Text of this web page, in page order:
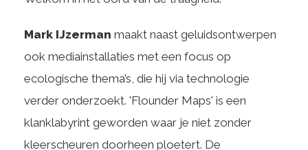
Mark IJzerman maakt naast geluidsontwerpen
ook mediainstallaties met een focus op
ecologische thema’s, die hij via technologie
verder onderzoekt. 'Flounder Maps' is een
klanklabyrint geworden waar je niet zonder
kleerscheuren doorheen ploetert. De